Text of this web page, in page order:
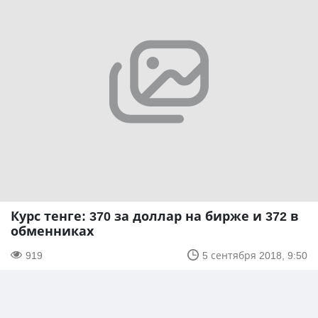
Курс тенге: 370 за доллар на бирже и 372 в
обменниках
919 5 сентября 2018, 9:50